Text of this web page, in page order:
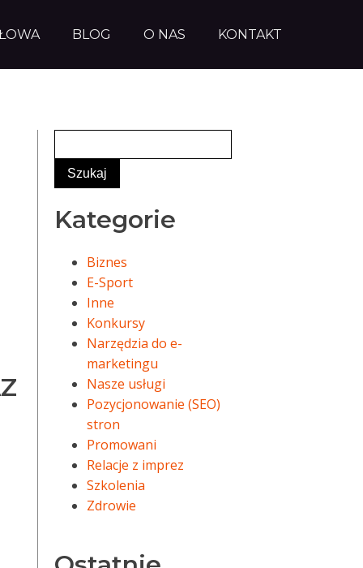
BLOG O NAS KONTAKT
Kategorie
Biznes
E-Sport
Inne
Konkursy
Narzędzia do e-
marketingu
Nasze usługi
Pozycjonowanie (SEO)
stron
Promowani
Relacje z imprez
Szkolenia
Zdrowie